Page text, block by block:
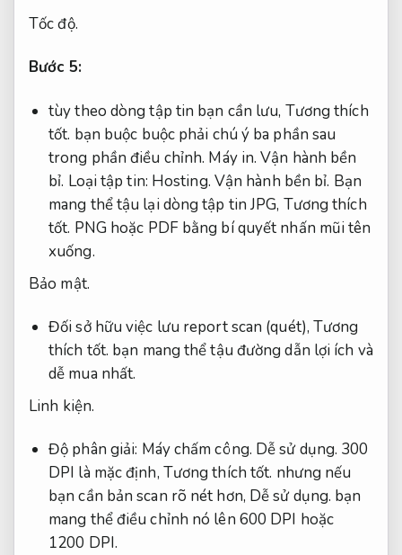
Tốc độ.
Bước 5:
tùy theo dòng tập tin bạn cần lưu, Tương thích
tốt. bạn buộc buộc phải chú ý ba phần sau
trong phần điều chỉnh. Máy in. Vận hành bền
bỉ. Loại tập tin: Hosting. Vận hành bền bỉ. Bạn
mang thể tậu lại dòng tập tin JPG, Tương thích
tốt. PNG hoặc PDF bằng bí quyết nhấn mũi tên
xuống.
Bảo mật.
Đối sở hữu việc lưu report scan (quét),Tương
thích tốt. bạn mang thể tậu đường dẫn lợi ích và
dễ mua nhất.
Linh kiện.
Độ phân giải: Máy chấm công. Dễ sử dụng. 300
DPI là mặc định, Tương thích tốt. nhưng nếu
bạn cần bản scan rõ nét hơn, Dễ sử dụng. bạn
mang thể điều chỉnh nó lên 600 DPI hoặc
1200 DPI.